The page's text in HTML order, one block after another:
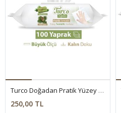
Turco Doğadan Pratik Yüzey Temizlik Havlusu 100 Yaprak
250,00 TL